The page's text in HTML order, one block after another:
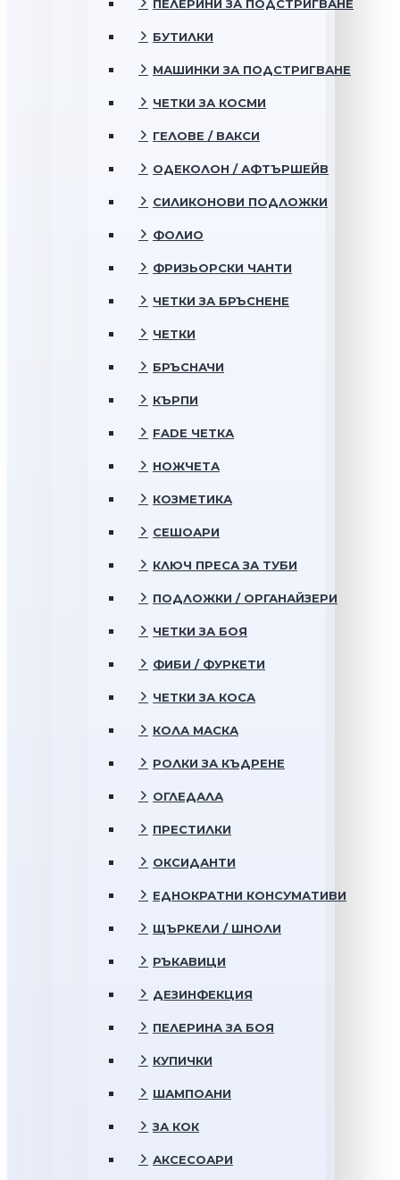
ПЕЛЕРИНИ ЗА ПОДСТРИГВАНЕ
БУТИЛКИ
МАШИНКИ ЗА ПОДСТРИГВАНЕ
ЧЕТКИ ЗА КОСМИ
ГЕЛОВЕ / ВАКСИ
ОДЕКОЛОН / АФТЪРШЕЙВ
СИЛИКОНОВИ ПОДЛОЖКИ
ФОЛИО
ФРИЗЬОРСКИ ЧАНТИ
ЧЕТКИ ЗА БРЪСНЕНЕ
ЧЕТКИ
БРЪСНАЧИ
КЪРПИ
FADE ЧЕТКА
НОЖЧЕТА
КОЗМЕТИКА
СЕШОАРИ
КЛЮЧ ПРЕСА ЗА ТУБИ
ПОДЛОЖКИ / ОРГАНАЙЗЕРИ
ЧЕТКИ ЗА БОЯ
ФИБИ / ФУРКЕТИ
ЧЕТКИ ЗА КОСА
КОЛА МАСКА
РОЛКИ ЗА КЪДРЕНЕ
ОГЛЕДАЛА
ПРЕСТИЛКИ
ОКСИДАНТИ
ЕДНОКРАТНИ КОНСУМАТИВИ
ЩЪРКЕЛИ / ШНОЛИ
РЪКАВИЦИ
ДЕЗИНФЕКЦИЯ
ПЕЛЕРИНА ЗА БОЯ
КУПИЧКИ
ШАМПОАНИ
ЗА КОК
АКСЕСОАРИ